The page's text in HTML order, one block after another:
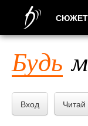
Будь
Вход
ПРИЛОЖЕНИЯ